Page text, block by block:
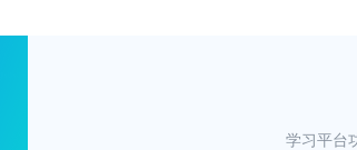
学习平台